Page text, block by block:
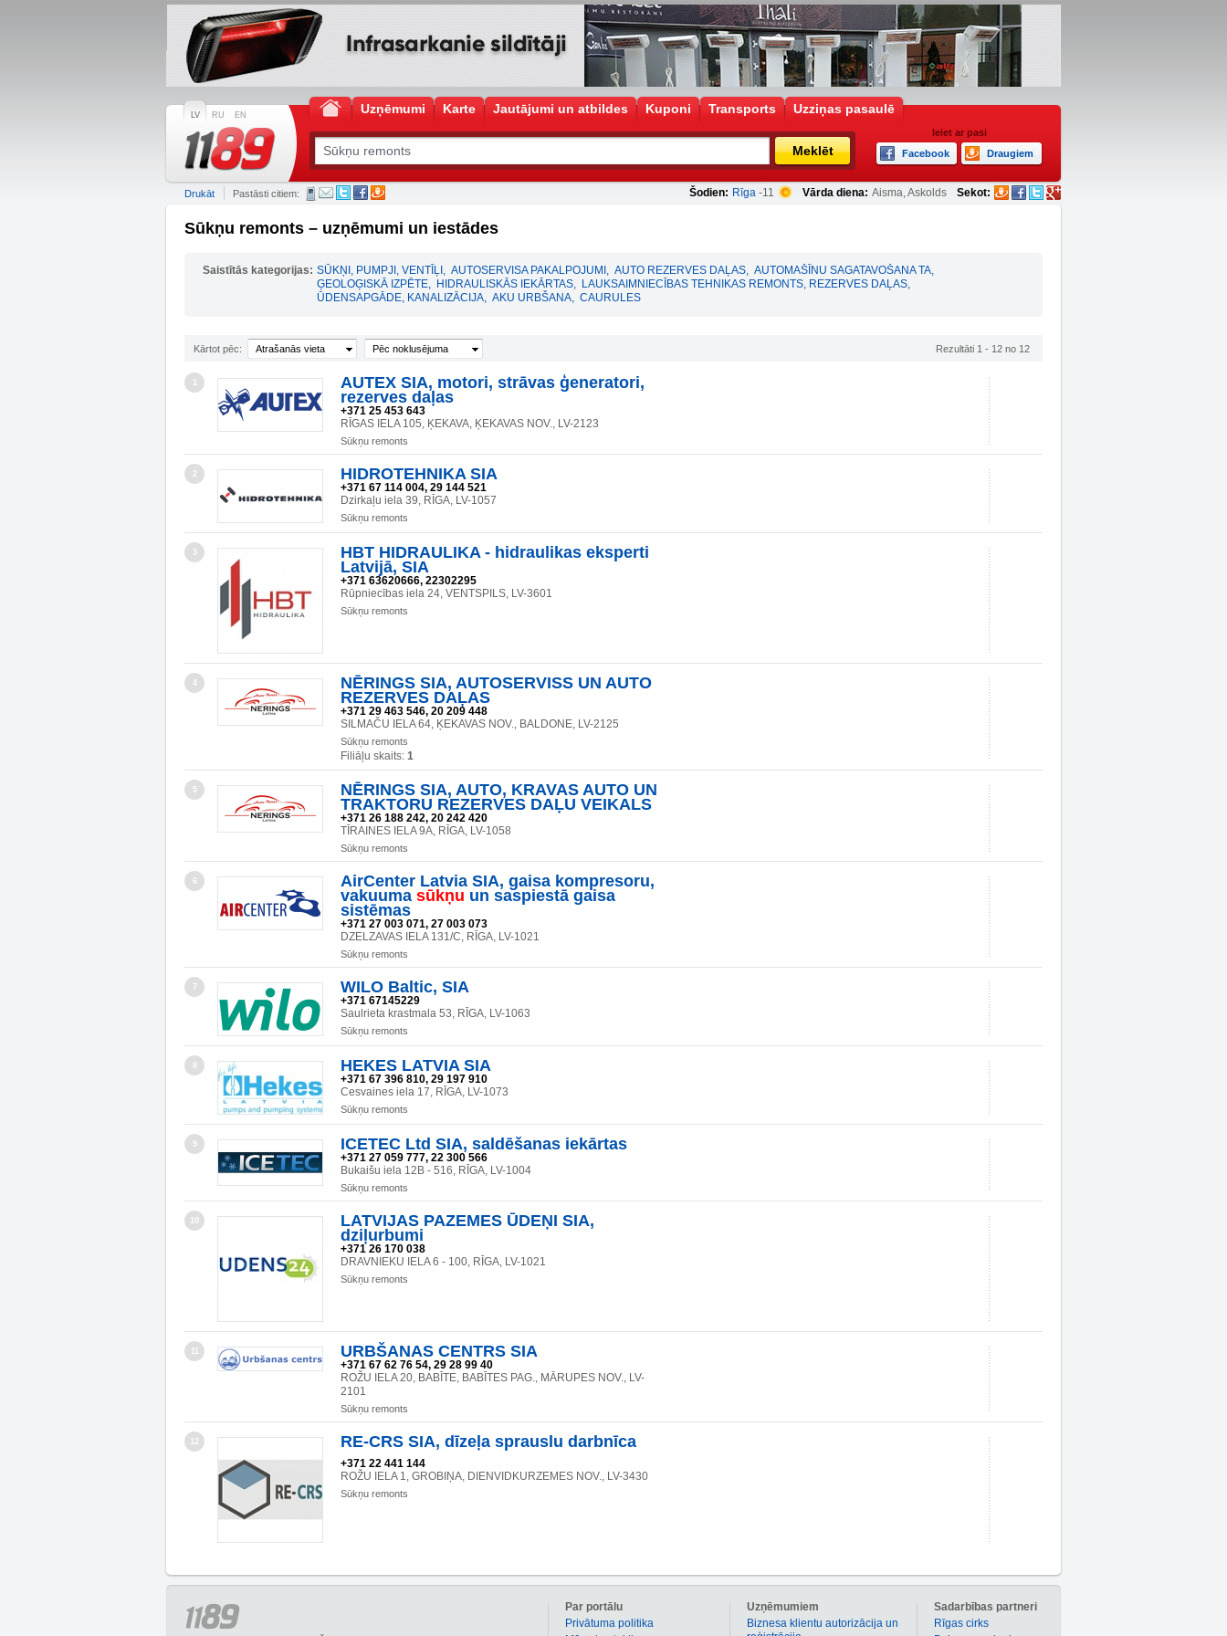
LV RU EN Uzņēmumi Karte Jautājumi un atbildes Kuponi Transports Uzziņas pasaulē
Meklēt
Ieiet ar pasi
Facebook
Draugiem
Šodien: Rīga -11 Vārda diena: Aisma, Askolds Sekot:
Drukāt Pastāsti citiem:
Sūkņu remonts – uzņēmumi un iestādes
Saistītās kategorijas: SŪKŅI, PUMPJI, VENTĪĻI , AUTOSERVISA PAKALPOJUMI , AUTO REZERVES DAĻAS, AUTOMAŠĪNU SAGATAVOŠANA TA,
ĢEOLOĢISKĀ IZPĒTE, HIDRAULISKĀS IEKĀRTAS, LAUKSAIMNIECĪBAS TEHNIKAS REMONTS, REZERVES DAĻAS,
ŪDENSAPGĀDE, KANALIZĀCIJA, AKU URBŠANA, CAURULES
Kārtot pēc: Atrašanās vieta Pēc noklusējuma Rezultāti 1 - 12 no 12
1
AUTEX SIA, motori, strāvas ģeneratori,
rezerves daļas
+371 25 453 643
RĪGAS IELA 105, ĶEKAVA, ĶEKAVAS NOV., LV-2123
Sūkņu remonts
2 HIDROTEHNIKA SIA
+371 67 114 004, 29 144 521
Dzirkaļu iela 39, RĪGA, LV-1057
Sūkņu remonts
3
HBT HIDRAULIKA - hidraulikas eksperti
Latvijā, SIA
+371 63620666, 22302295
Rūpniecības iela 24, VENTSPILS, LV-3601
Sūkņu remonts
4
NĒRINGS SIA, AUTOSERVISS UN AUTO
REZERVES DAĻAS
+371 29 463 546, 20 209 448
SILMAČU IELA 64, ĶEKAVAS NOV., BALDONE, LV-2125
Sūkņu remonts
Filiāļu skaits: 1
5
NĒRINGS SIA, AUTO, KRAVAS AUTO UN
TRAKTORU REZERVES DAĻU VEIKALS
+371 26 188 242, 20 242 420
TĪRAINES IELA 9A, RĪGA, LV-1058
Sūkņu remonts
6
AirCenter Latvia SIA, gaisa kompresoru,
vakuuma sūkņu un saspiestā gaisa
sistēmas
+371 27 003 071, 27 003 073
DZELZAVAS IELA 131/C, RĪGA, LV-1021
Sūkņu remonts
7 WILO Baltic, SIA
+371 67145229
Saulrieta krastmala 53, RĪGA, LV-1063
Sūkņu remonts
8 HEKES LATVIA SIA
+371 67 396 810, 29 197 910
Cesvaines iela 17, RĪGA, LV-1073
Sūkņu remonts
9 ICETEC Ltd SIA, saldēšanas iekārtas
+371 27 059 777, 22 300 566
Bukaišu iela 12B - 516, RĪGA, LV-1004
Sūkņu remonts
10
LATVIJAS PAZEMES ŪDEŅI SIA,
dziļurbumi
+371 26 170 038
DRAVNIEKU IELA 6 - 100, RĪGA, LV-1021
Sūkņu remonts
11 URBŠANAS CENTRS SIA
+371 67 62 76 54, 29 28 99 40
ROŽU IELA 20, BABĪTE, BABĪTES PAG., MĀRUPES NOV., LV-
2101
Sūkņu remonts
12 RE-CRS SIA, dīzeļa sprauslu darbnīca
+371 22 441 144
ROŽU IELA 1, GROBIŅA, DIENVIDKURZEMES NOV., LV-3430
Sūkņu remonts
Sadarbības partneri
Rīgas cirks
Uzņēmumiem
Biznesa klientu autorizācija un
Par portālu
Privātuma politika